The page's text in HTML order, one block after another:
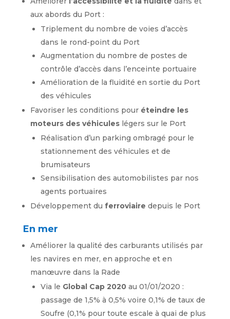
aux abords du Port :
Triplement du nombre de voies d’accès
dans le rond-point du Port
Augmentation du nombre de postes de
contrôle d’accès dans l’enceinte portuaire
Amélioration de la fluidité en sortie du Port
des véhicules
Favoriser les conditions pour éteindre les
moteurs des véhiculeslégers sur le Port
Réalisation d’un parking ombragé pour le
stationnement des véhicules et de
brumisateurs
Sensibilisation des automobilistes par nos
agents portuaires
Développement du ferroviaire depuis le Port
En mer
Améliorer la qualité des carburants utilisés par
les navires en mer, en approche et en
manœuvre dans la Rade
Via le Global Cap 2020au 01/01/2020 :
passage de 1,5% à 0,5% voire 0,1% de taux de
Soufre (0,1% pour toute escale à quai de plus